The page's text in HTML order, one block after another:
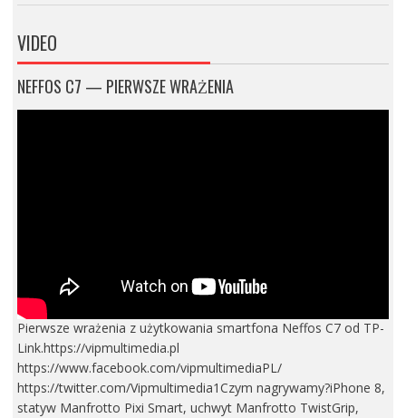
VIDEO
NEFFOS C7 — PIERWSZE WRAŻENIA
Pierwsze wrażenia z użytkowania smartfona Neffos C7 od TP-
Link.https://vipmultimedia.pl
https://www.facebook.com/vipmultimediaPL/
https://twitter.com/Vipmultimedia1Czym nagrywamy?iPhone 8,
statyw Manfrotto Pixi Smart, uchwyt Manfrotto TwistGrip,